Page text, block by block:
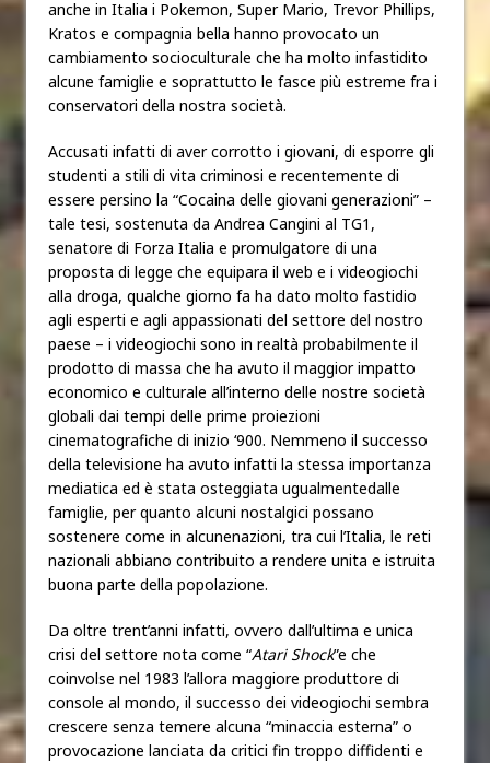
anche in Italia i Pokemon, Super Mario, Trevor Phillips,
Kratos e compagnia bella hanno provocato un
cambiamento socioculturale che ha molto infastidito
alcune famiglie e soprattutto le fasce più estreme fra i
conservatori della nostra società.
Accusati infatti di aver corrotto i giovani, di esporre gli
studenti a stili di vita criminosi e recentemente di
essere persino la “Cocaina delle giovani generazioni” –
tale tesi, sostenuta da Andrea Cangini al TG1,
senatore di Forza Italia e promulgatore di una
proposta di legge che equipara il web e i videogiochi
alla droga, qualche giorno fa ha dato molto fastidio
agli esperti e agli appassionati del settore del nostro
paese – i videogiochi sono in realtà probabilmente il
prodotto di massa che ha avuto il maggior impatto
economico e culturale all’interno delle nostre società
globali dai tempi delle prime proiezioni
cinematografiche di inizio ‘900. Nemmeno il successo
della televisione ha avuto infatti la stessa importanza
mediatica ed è stata osteggiata ugualmentedalle
famiglie, per quanto alcuni nostalgici possano
sostenere come in alcunenazioni, tra cui l’Italia, le reti
nazionali abbiano contribuito a rendere unita e istruita
buona parte della popolazione.
Da oltre trent’anni infatti, ovvero dall’ultima e unica
crisi del settore nota come “Atari Shock”e che
coinvolse nel 1983 l’allora maggiore produttore di
console al mondo, il successo dei videogiochi sembra
crescere senza temere alcuna “minaccia esterna” o
provocazione lanciata da critici fin troppo diffidenti e